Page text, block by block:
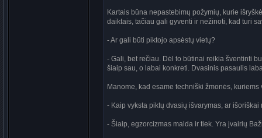
Kartais būna nepastebimų požymių, kurie
daiktais, tačiau gali gyventi ir nežinoti, kad turi
- Ar gali būti piktojo apsėstų vietų?
- Gali, bet rečiau. Dėl to būtinai reikia šventinti
šiaip sau, o labai konkreti. Dvasinis pasaulis
Manome, kad esame techniški žmonės,
- Kaip vyksta piktų dvasių išvarymas, ar
- Šiaip, egzorcizmas malda ir tiek. Yra įvairių